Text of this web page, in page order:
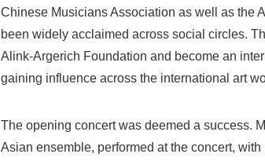
Chinese Musicians Association as well as the
been widely acclaimed across social circles.
Alink-Argerich Foundation and become an
gaining influence across the international art
The opening concert was deemed a success.
Asian ensemble, performed at the concert,